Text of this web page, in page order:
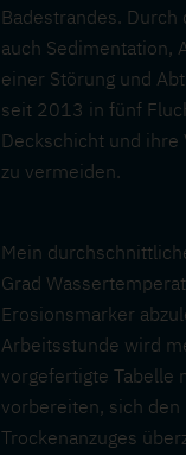
Badestrandes.
auch Sedimentation,
einer Störung und
seit 2013 in fünf
Deckschicht und
zu vermeiden.
Mein
Grad
Erosionsmarker
Arbeitsstunde wird
vorgefertigte Tabelle
vorbereiten, sich
Trockenanzuges